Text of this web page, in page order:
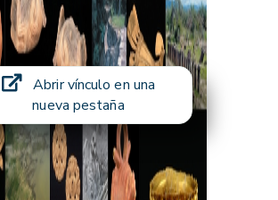
Abrir vínculo en una
nueva pestaña